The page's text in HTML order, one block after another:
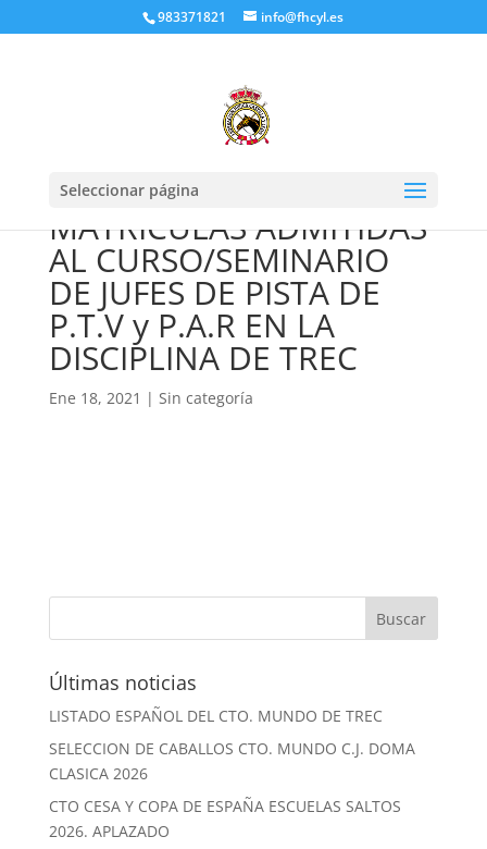
983371821 info@fhcyl.es
Seleccionar página
MATRICULAS ADMITIDAS
AL CURSO/SEMINARIO
DE JUFES DE PISTA DE
P.T.V y P.A.R EN LA
DISCIPLINA DE TREC
Ene 18, 2021 | Sin categoría
Últimas noticias
LISTADO ESPAÑOL DEL CTO. MUNDO DE TREC
SELECCION DE CABALLOS CTO. MUNDO C.J. DOMA
CLASICA 2026
CTO CESA Y COPA DE ESPAÑA ESCUELAS SALTOS
2026. APLAZADO